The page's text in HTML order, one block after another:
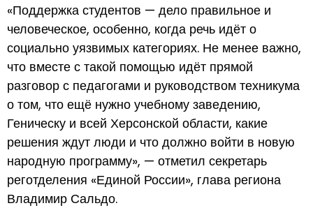
«Поддержка студентов — дело правильное и
человеческое, особенно, когда речь идёт о
социально уязвимых категориях. Не менее важно,
что вместе с такой помощью идёт прямой
разговор с педагогами и руководством техникума
о том, что ещё нужно учебному заведению,
Геническу и всей Херсонской области, какие
решения ждут люди и что должно войти в новую
народную программу», — отметил секретарь
реготделения «Единой России», глава региона
Владимир Сальдо.